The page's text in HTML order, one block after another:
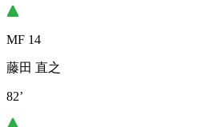
MF 14
藤田 直之
82’